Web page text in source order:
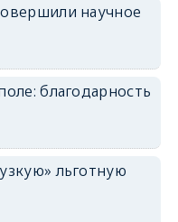
научное
благодарность
льготную